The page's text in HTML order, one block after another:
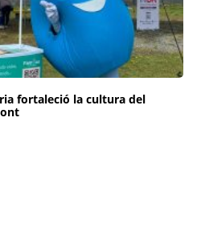
fortaleció la cultura del